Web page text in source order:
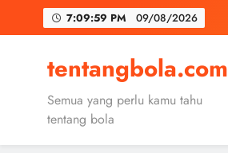
7:10:01 PM 09/08/2026
tentangbola.com
Semua yang perlu kamu tahu
tentang bola